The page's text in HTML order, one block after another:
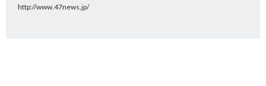
http://www.47news.jp/